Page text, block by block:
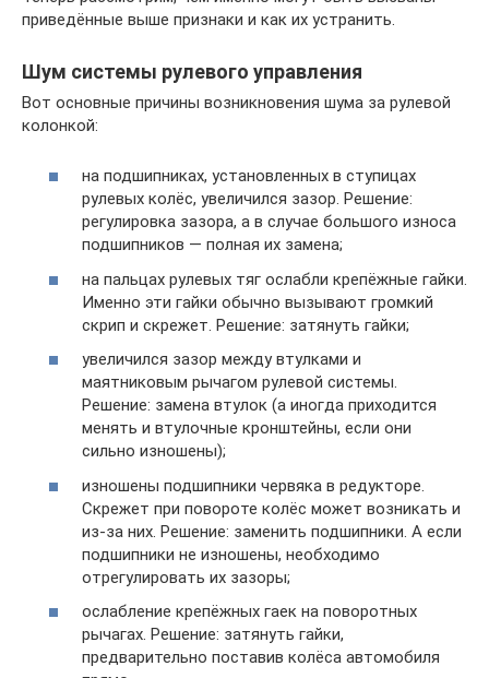
приведённые выше признаки и как их устранить.
Шум системы рулевого управления
Вот основные причины возникновения шума за рулевой
колонкой:
на подшипниках, установленных в ступицах
рулевых колёс, увеличился зазор. Решение:
регулировка зазора, а в случае большого износа
подшипников — полная их замена;
на пальцах рулевых тяг ослабли крепёжные гайки.
Именно эти гайки обычно вызывают громкий
скрип и скрежет. Решение: затянуть гайки;
увеличился зазор между втулками и
маятниковым рычагом рулевой системы.
Решение: замена втулок (а иногда приходится
менять и втулочные кронштейны, если они
сильно изношены);
изношены подшипники червяка в редукторе.
Скрежет при повороте колёс может возникать и
из-за них. Решение: заменить подшипники. А если
подшипники не изношены, необходимо
отрегулировать их зазоры;
ослабление крепёжных гаек на поворотных
рычагах. Решение: затянуть гайки,
предварительно поставив колёса автомобиля